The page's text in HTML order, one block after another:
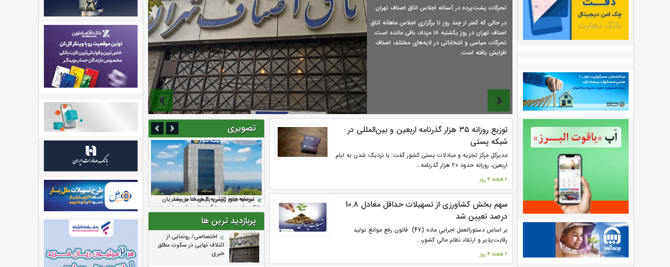
تحرکات پشت‌پرده در آستانه اجلاس اتاق اصناف تهران
در حالی که کمتر از چند روز تا برگزاری اجلاس ماهانه اتاق
اصناف تهران در روز یکشنبه ۱۸ مرداد، باقی مانده است،
تحرکات سیاسی و انتخاباتی در لایه‌های مختلف اصناف
افزایش یافته است.
توزیع روزانه ۳۵ هزار گذرنامه اربعین و بین‌المللی در
شبکه پستی
مدیرکل مرکز تجزیه و مبادلات پستی کشور گفت: با نزدیک شدن به ایام
اربعین، روزانه حدود ۲۰ هزار گذرنامه...
2 هفته 4 روز
سهم بخش کشاورزی از تسهیلات حداقل معادل 10.8
درصد تعیین شد
بر اساس دستورالعمل اجرايي ماده (47) قانون رفع موانع توليد
رقابت‌پذير و ارتقاء نظام مالي کشور،...
2 هفته 4 روز
صفحه‌ها تصویری
ارزش سهام عدالت بالا رفت
سرمایه بیمه کوثر به ۴ همت می‌رسد
نود ثانیه با فولاد سنگان
تقدیر دبیرکل سندیکای بیمه گران ایران از
اقدامات مدیرعامل بیمه رازی
توصیه های رئیس پلیس فتا به مشتریان
بانک ها در مورد پیشگیری از سرقت های
مجازی
پربازدید ترین ها
اختصاصی/ رونمایی از
ائتلاف‌ نهایی در سکوت مطلق
خبری